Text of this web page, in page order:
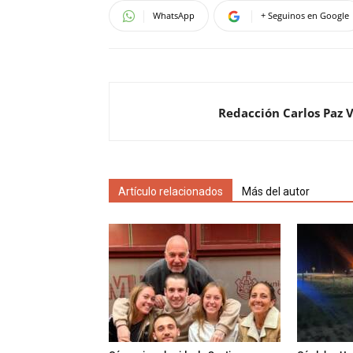
WhatsApp + Seguinos en Google
Redacción Carlos Paz
Artículo relacionados Más del autor